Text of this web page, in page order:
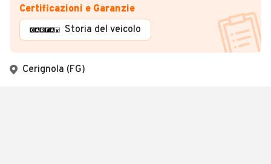
Certificazioni e Garanzie
Storia del veicolo
Cerignola (FG)